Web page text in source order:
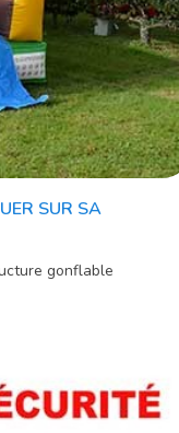
SUR SA
gonflable